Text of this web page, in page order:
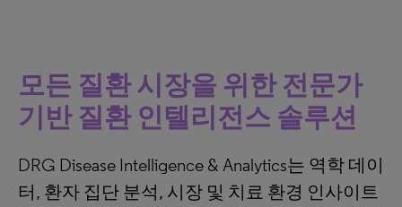
모든 질환 시장을 위한 전문가
기반 질환 인텔리전스 솔루션
DRG Disease Intelligence & Analytics는 역학 데이
터, 환자 집단 분석, 시장 및 치료 환경 인사이트